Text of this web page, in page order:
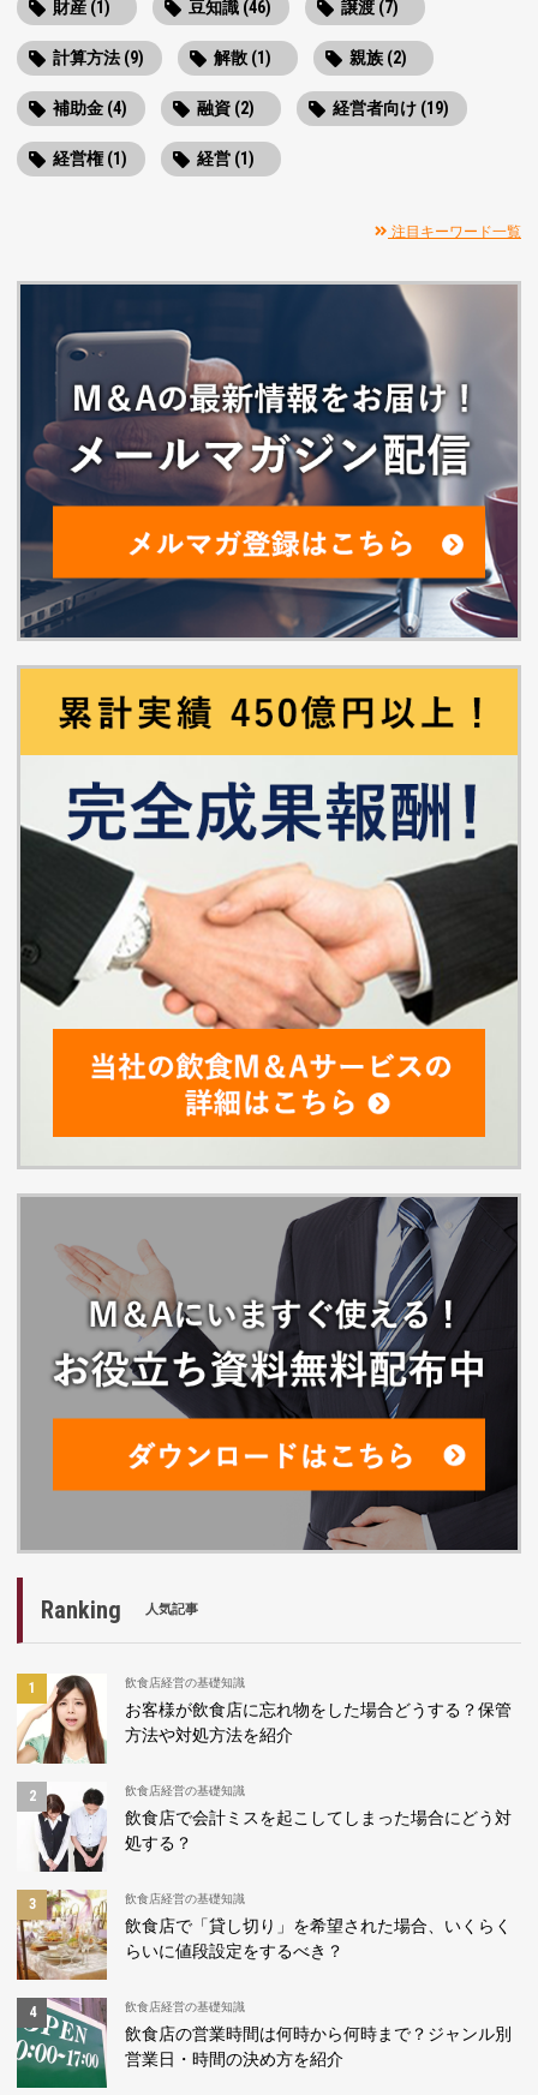
財産 (1) 豆知識 (46) 譲渡 (7)
計算方法 (9) 解散 (1) 親族 (2)
補助金 (4) 融資 (2) 経営者向け (19)
経営権 (1) 経営 (1)
注目キーワード一覧
Ranking 人気記事
飲食店経営の基礎知識
お客様が飲食店に忘れ物をした場合どうする？保管
方法や対処方法を紹介
飲食店経営の基礎知識
飲食店で会計ミスを起こしてしまった場合にどう対
処する？
飲食店経営の基礎知識
飲食店で「貸し切り」を希望された場合、いくらく
らいに値段設定をするべき？
飲食店経営の基礎知識
飲食店の営業時間は何時から何時まで？ジャンル別
営業日・時間の決め方を紹介